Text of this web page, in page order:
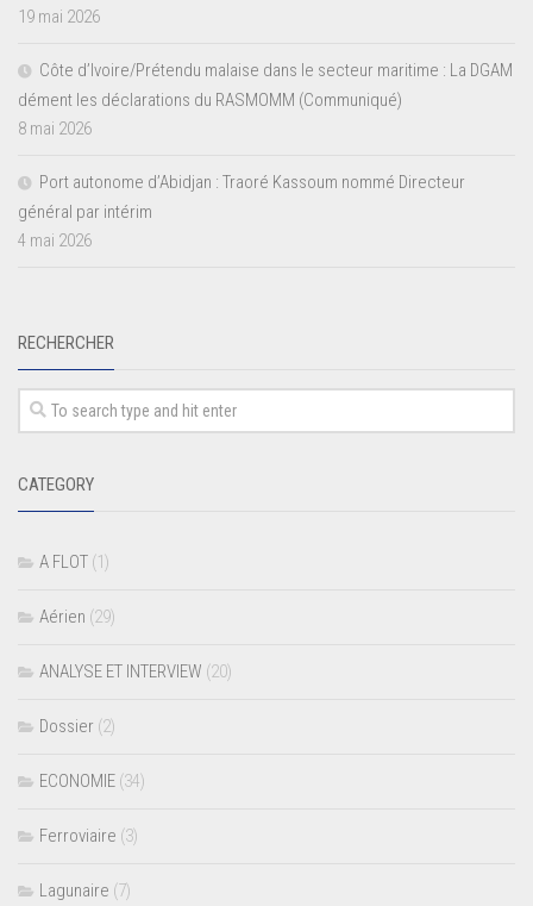
19 mai 2026
Côte d’Ivoire/Prétendu malaise dans le secteur maritime : La DGAM
dément les déclarations du RASMOMM (Communiqué)
8 mai 2026
Port autonome d’Abidjan : Traoré Kassoum nommé Directeur
général par intérim
4 mai 2026
RECHERCHER
CATEGORY
A FLOT (1)
Aérien (29)
ANALYSE ET INTERVIEW (20)
Dossier (2)
ECONOMIE (34)
Ferroviaire (3)
Lagunaire (7)